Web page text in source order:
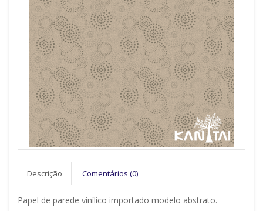
Descrição Comentários (0)
Papel de parede vinílico importado modelo abstrato.